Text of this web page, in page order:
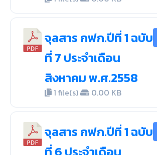
จุลสาร กฟก.ปีที่ 1 ฉบับ
ที่ 7 ประจำเดือน
สิงหาคม พ.ศ.2558
1 file(s) 0.00 KB
จุลสาร กฟก.ปีที่ 1 ฉบับ